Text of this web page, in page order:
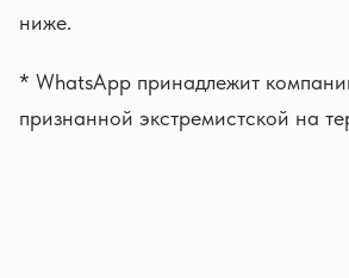
ниже.
* WhatsApp принадлежит
признанной экстремистской на